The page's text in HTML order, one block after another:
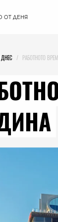
ОТ ДЕНЯ
РАБОТНОТО